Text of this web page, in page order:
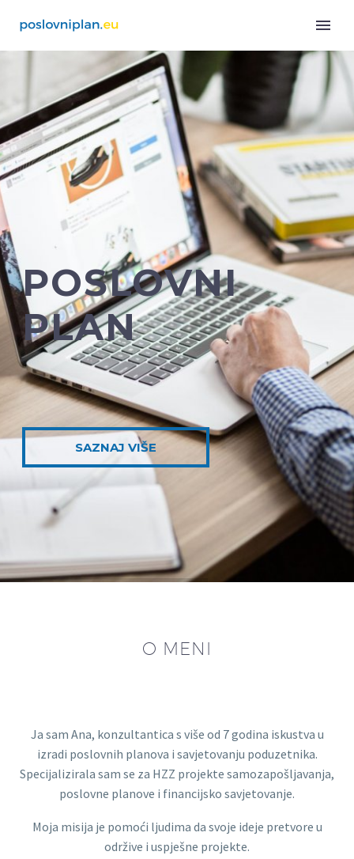
POSLOVNI
PLAN
SAZNAJ VIŠE
O MENI
Ja sam Ana, konzultantica s više od 7 godina iskustva u
izradi poslovnih planova i savjetovanju poduzetnika.
Specijalizirala sam se za HZZ projekte samozapošljavanja,
poslovne planove i financijsko savjetovanje.
Moja misija je pomoći ljudima da svoje ideje pretvore u
održive i uspješne projekte.